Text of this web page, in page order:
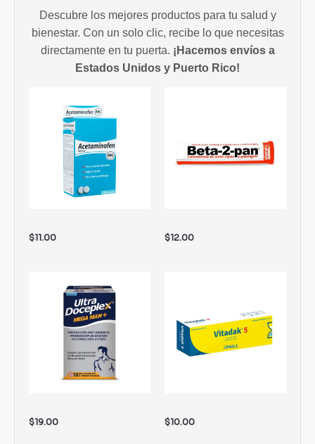
Descubre los mejores productos para tu salud y
bienestar. Con un solo clic, recibe lo que necesitas
directamente en tu puerta. ¡Hacemos envíos a
Estados Unidos y Puerto Rico!
$11.00 $12.00
$19.00 $10.00